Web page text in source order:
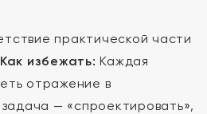
практической части
Как избежать: Каждая
отражение в
— «спроектировать»,